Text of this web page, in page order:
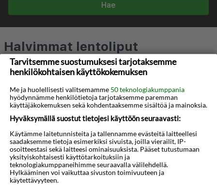
Hae
Halvimmat lentoliput
Meno-paluu matka
Yhteistyö: &
Haluatko saada houkuttelevia
tarjouksia, matkavinkkejä ja uutisia
Tarvitsemme suostumuksesi tarjotaksemme
henkilökohtaisen käyttökokemuksen
Me ja huolellisesti valitsemamme 50 teknologiakumppania
hyödynnämme henkilötietoja tarjotaksemme paremman
käyttäjäkokemuksen sekä kohdentaaksemme sisältöä ja mainoksia.
Hyväksymällä suostut tietojesi käyttöön seuraavasti:
Käytämme laitetunnisteita ja tallennamme evästeitä laitteellesi
saadaksemme tietoja esimerkiksi sivuista, joilla vierailit, IP-
osoitteestasi sekä laitteesi ominaisuuksista. Pääset tutustumaan
yksityiskohtaisesti käyttötarkoituksiin ja
teknologiakumppaneihimme seuraavalla välilehdellä.
Hylkääminen voi vaikuttaa sivuston toimivuuteen ja
käytettävyyteen.